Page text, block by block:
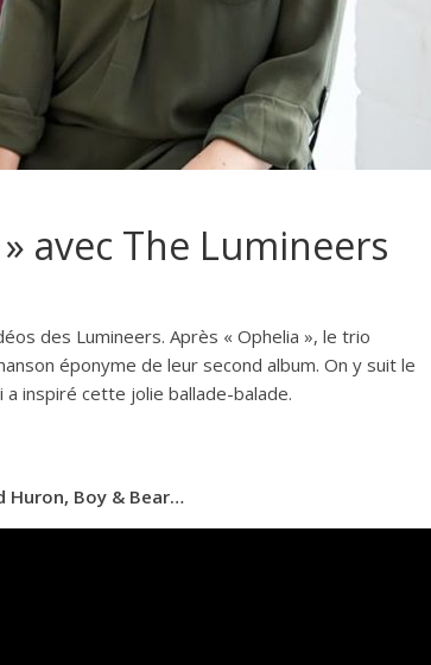
avec The Lumineers
des Lumineers. Après « Ophelia », le trio
éponyme de leur second album. On y suit le
inspiré cette jolie ballade-balade.
Huron, Boy & Bear…